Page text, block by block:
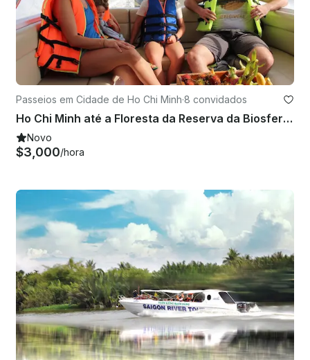
Passeios em Cidade de Ho Chi Minh·8 convidados
Ho Chi Minh até a Floresta da Reserva da Biosfera de Can Gio em lancha
Novo
$3,000/hora